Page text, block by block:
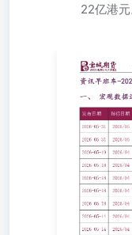
22亿港元
一、宏观数据
2日，美国中
空母舰正在阿
海上封锁行动
到执行，美军
美军仍在中东
军事和海上行
通行许可申请
申请。审核通
美信息交换“
正常推进，但